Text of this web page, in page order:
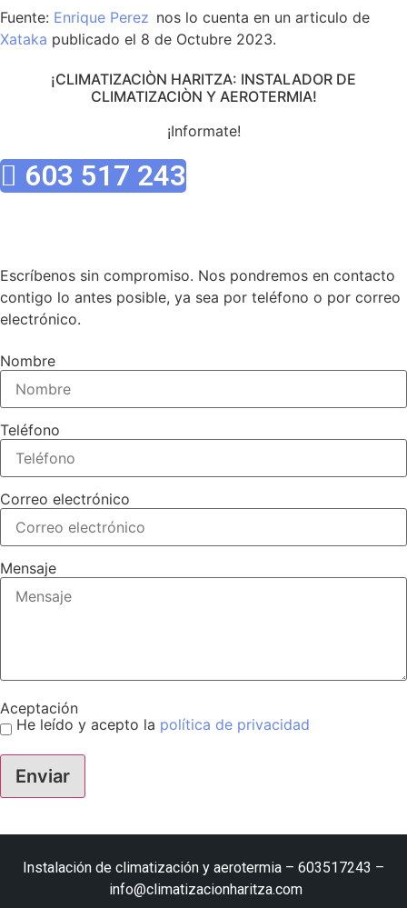
Fuente: Enrique Perez nos lo cuenta en un articulo de
Xataka publicado el 8 de Octubre 2023.
¡CLIMATIZACIÒN HARITZA: INSTALADOR DE
CLIMATIZACIÒN Y AEROTERMIA!
¡Informate!
603 517 243
Escríbenos sin compromiso. Nos pondremos en contacto
contigo lo antes posible, ya sea por teléfono o por correo
electrónico.
Nombre
Teléfono
Correo electrónico
Mensaje
Aceptación
He leído y acepto la política de privacidad
Enviar
Instalación de climatización y aerotermia – 603517243 –
info@climatizacionharitza.com